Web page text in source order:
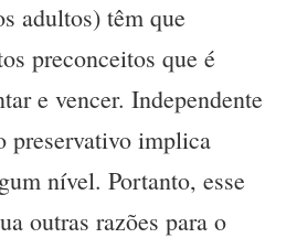
adultos) têm que
preconceitos que é
e vencer. Independente
preservativo implica
nível. Portanto, esse
outras razões para o